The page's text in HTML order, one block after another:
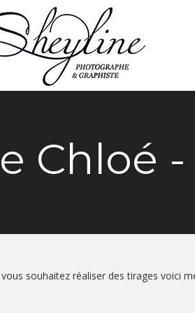
Chloé -
souhaitez réaliser des tirages voici